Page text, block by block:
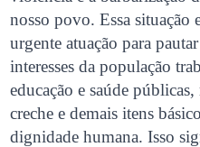
nosso povo. Essa situação
urgente atuação para
interesses da população
educação e saúde
creche e demais itens
dignidade humana. Isso